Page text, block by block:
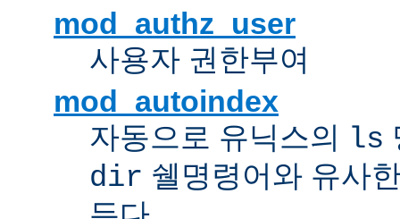
mod_authz_user
사용자 권한부여
mod_autoindex
자동으로 유닉스의 ls
dir 쉘명령어와 유사